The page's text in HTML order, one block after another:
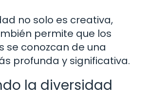
no solo es creativa,
permite que los
se conozcan de una
profunda y significativa.
la diversidad